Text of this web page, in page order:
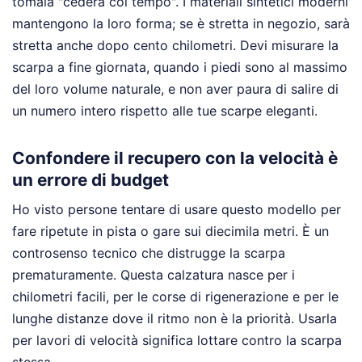
mantengono la loro forma; se è stretta in negozio, sarà
stretta anche dopo cento chilometri. Devi misurare la
scarpa a fine giornata, quando i piedi sono al massimo
del loro volume naturale, e non aver paura di salire di
un numero intero rispetto alle tue scarpe eleganti.
Confondere il recupero con la velocità è
un errore di budget
Ho visto persone tentare di usare questo modello per
fare ripetute in pista o gare sui diecimila metri. È un
controsenso tecnico che distrugge la scarpa
prematuramente. Questa calzatura nasce per i
chilometri facili, per le corse di rigenerazione e per le
lunghe distanze dove il ritmo non è la priorità. Usarla
per lavori di velocità significa lottare contro la scarpa